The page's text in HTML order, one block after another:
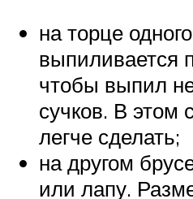
на торце
выпиливается
чтобы выпил
сучков. В этом
легче сделать;
на другом
или лапу.